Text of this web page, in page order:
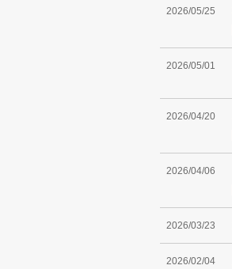
2026/05/25
2026/05/01
2026/04/20
2026/04/06
2026/03/23
2026/02/04